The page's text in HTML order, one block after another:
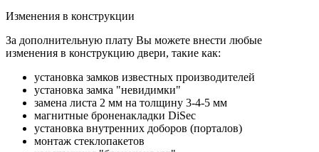
Изменения в конструкции
За дополнительную плату Вы можете внести любые
изменения в конструкцию двери, такие как:
установка замков известных производителей
установка замка "невидимки"
замена листа 2 мм на толщину 3-4-5 мм
магнитные броненакладки DiSec
установка внутренних доборов (порталов)
монтаж стеклопакетов